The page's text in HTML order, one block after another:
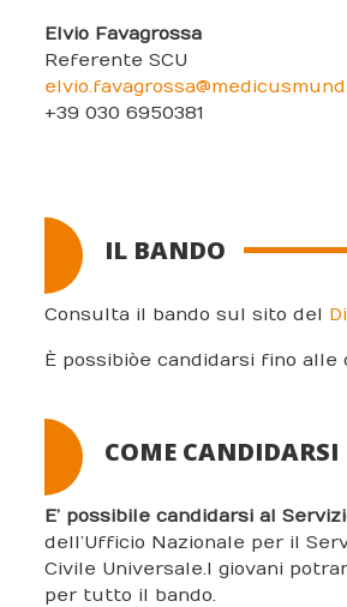
Elvio Favagrossa
Referente SCU
+39 030 6950381
IL BANDO
Consulta il bando sul sito del
È possibiòe candidarsi fino alle
COME CANDIDARSI
E’ possibile candidarsi al
dell’Ufficio Nazionale per il
Civile Universale. I giovani
per tutto il bando.